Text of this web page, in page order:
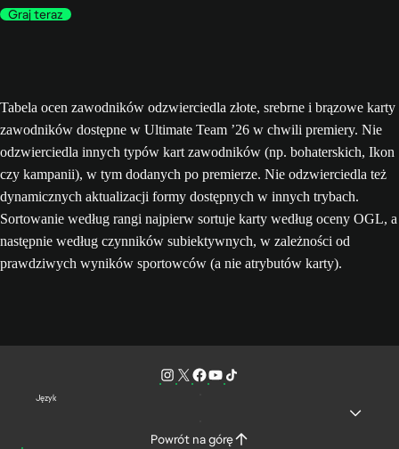
Graj teraz
Tabela ocen zawodników odzwierciedla złote, srebrne i brązowe karty
zawodników dostępne w Ultimate Team ’26 w chwili premiery. Nie
odzwierciedla innych typów kart zawodników (np. bohaterskich, Ikon
czy kampanii), w tym dodanych po premierze. Nie odzwierciedla też
dynamicznych aktualizacji formy dostępnych w innych trybach.
Sortowanie według rangi najpierw sortuje karty według oceny OGL, a
następnie według czynników subiektywnych, w zależności od
prawdziwych wyników sportowców (a nie atrybutów karty).
Język
Powrót na górę